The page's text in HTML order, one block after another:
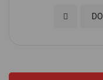
Dodaj do